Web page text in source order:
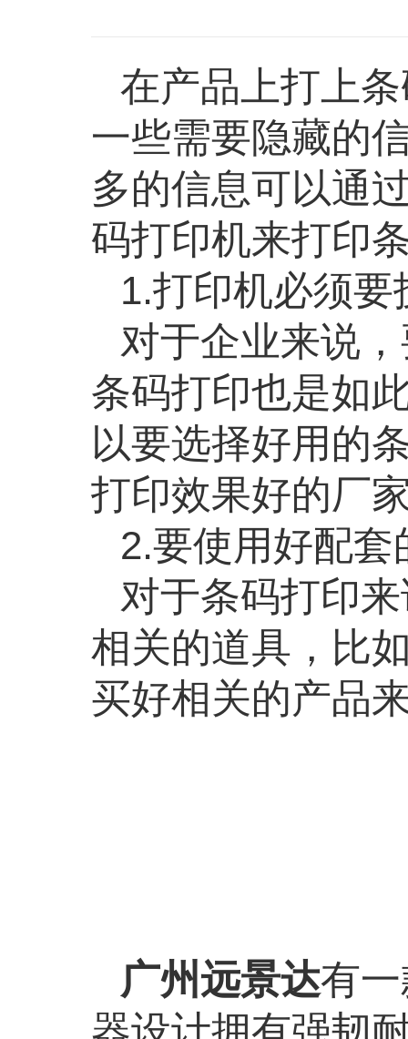
在产品上打上
一些需要隐藏的
多的信息可以通
码打印机来打印
1.打印机必须
对于企业来说
条码打印也是如
以要选择好用的
打印效果好的厂
2.要使用好配套
对于条码打印
相关的道具，比
买好相关的产品
广州远景达有